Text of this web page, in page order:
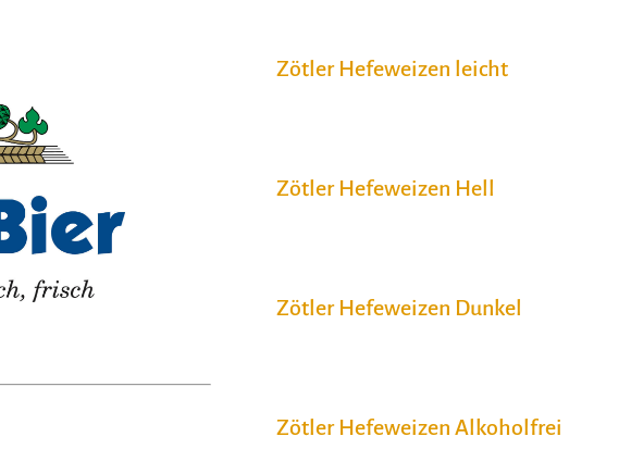
Zötler Hefeweizen leicht
Zötler Hefeweizen Hell
Zötler Hefeweizen Dunkel
Zötler Hefeweizen Alkoholfrei